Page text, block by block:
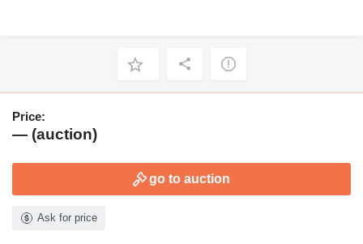
Price:
— (auction)
go to auction
Ask for price